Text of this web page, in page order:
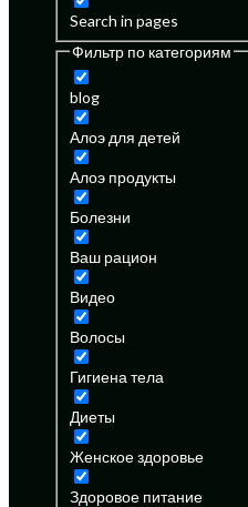
Search in pages
Фильтр по категориям
blog
Алоэ для детей
Алоэ продукты
Болезни
Ваш рацион
Видео
Волосы
Гигиена тела
Диеты
Женское здоровье
Здоровое питание